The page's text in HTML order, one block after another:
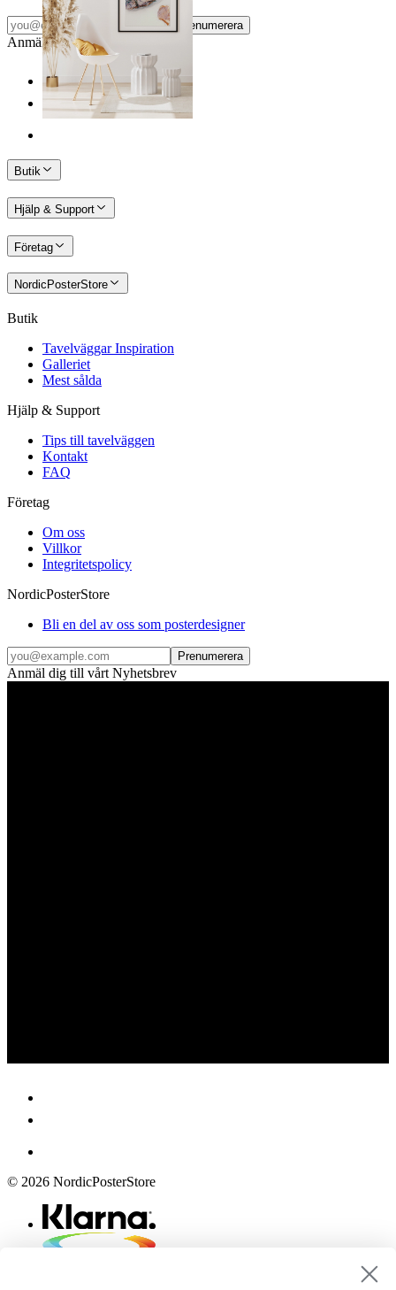
Prenumerera
Anmäl dig till vårt Nyhetsbrev
Butik
Hjälp & Support
Företag
NordicPosterStore
Butik
Tavelväggar Inspiration
Galleriet
Mest sålda
Hjälp & Support
Tips till tavelväggen
Kontakt
FAQ
Företag
Om oss
Villkor
Integritetspolicy
NordicPosterStore
Bli en del av oss som posterdesigner
Prenumerera
Anmäl dig till vårt Nyhetsbrev
© 2026 NordicPosterStore